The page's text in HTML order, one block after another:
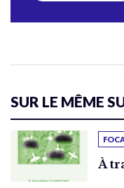
SUR LE MÊME
À